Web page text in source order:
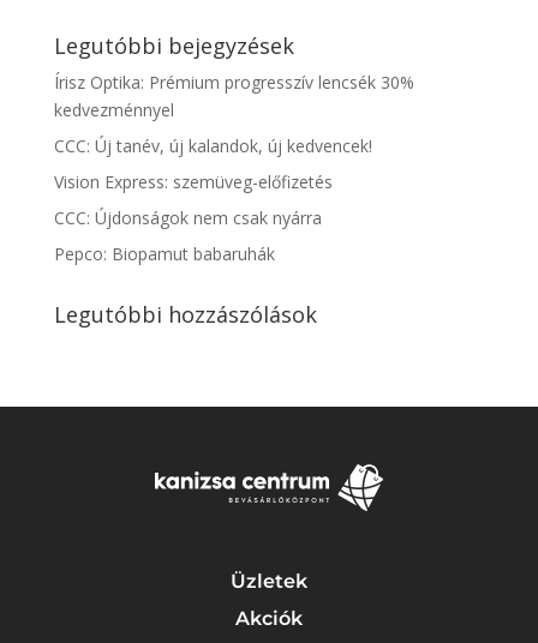
Legutóbbi bejegyzések
Írisz Optika: Prémium progresszív lencsék 30%
kedvezménnyel
CCC: Új tanév, új kalandok, új kedvencek!
Vision Express: szemüveg-előfizetés
CCC: Újdonságok nem csak nyárra
Pepco: Biopamut babaruhák
Legutóbbi hozzászólások
Üzletek
Akciók